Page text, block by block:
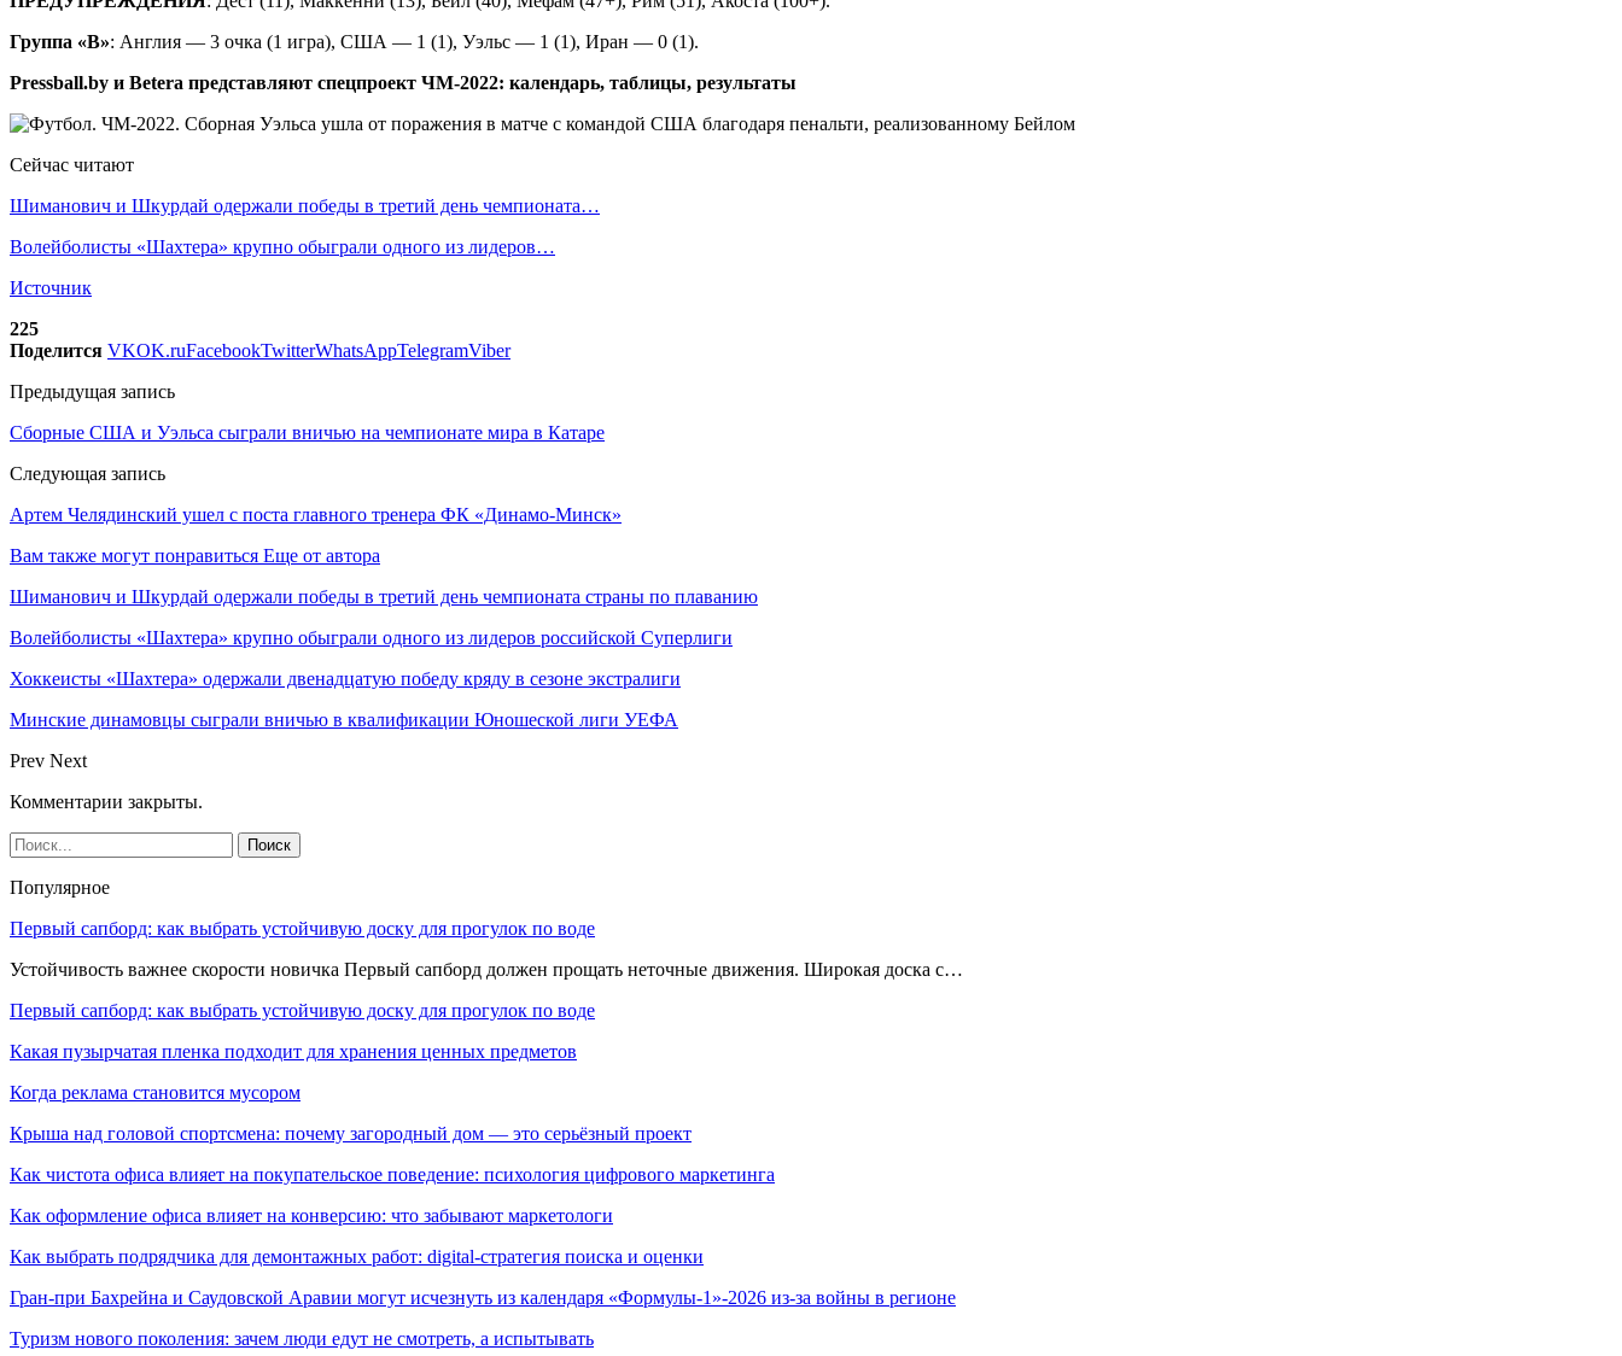
Группа «В»: Англия — 3 очка (1 игра), США — 1 (1), Уэльс — 1 (1), Иран — 0 (1).
Pressball.by и Betera представляют спецпроект ЧМ-2022: календарь, таблицы, результаты
Сейчас читают
Шиманович и Шкурдай одержали победы в третий день чемпионата…
Волейболисты «Шахтера» крупно обыграли одного из лидеров…
Источник
225
Поделится VKOK.ruFacebookTwitterWhatsAppTelegramViber
Предыдущая запись
Сборные США и Уэльса сыграли вничью на чемпионате мира в Катаре
Следующая запись
Артем Челядинский ушел с поста главного тренера ФК «Динамо-Минск»
Вам также могут понравиться Еще от автора
Шиманович и Шкурдай одержали победы в третий день чемпионата страны по плаванию
Волейболисты «Шахтера» крупно обыграли одного из лидеров российской Суперлиги
Хоккеисты «Шахтера» одержали двенадцатую победу кряду в сезоне экстралиги
Минские динамовцы сыграли вничью в квалификации Юношеской лиги УЕФА
Prev Next
Комментарии закрыты.
Популярное
Первый сапборд: как выбрать устойчивую доску для прогулок по воде
Устойчивость важнее скорости новичка Первый сапборд должен прощать неточные движения. Широкая доска с…
Первый сапборд: как выбрать устойчивую доску для прогулок по воде
Какая пузырчатая пленка подходит для хранения ценных предметов
Когда реклама становится мусором
Крыша над головой спортсмена: почему загородный дом — это серьёзный проект
Как чистота офиса влияет на покупательское поведение: психология цифрового маркетинга
Как оформление офиса влияет на конверсию: что забывают маркетологи
Как выбрать подрядчика для демонтажных работ: digital-стратегия поиска и оценки
Гран-при Бахрейна и Саудовской Аравии могут исчезнуть из календаря «Формулы-1»-2026 из-за войны в регионе
Туризм нового поколения: зачем люди едут не смотреть, а испытывать